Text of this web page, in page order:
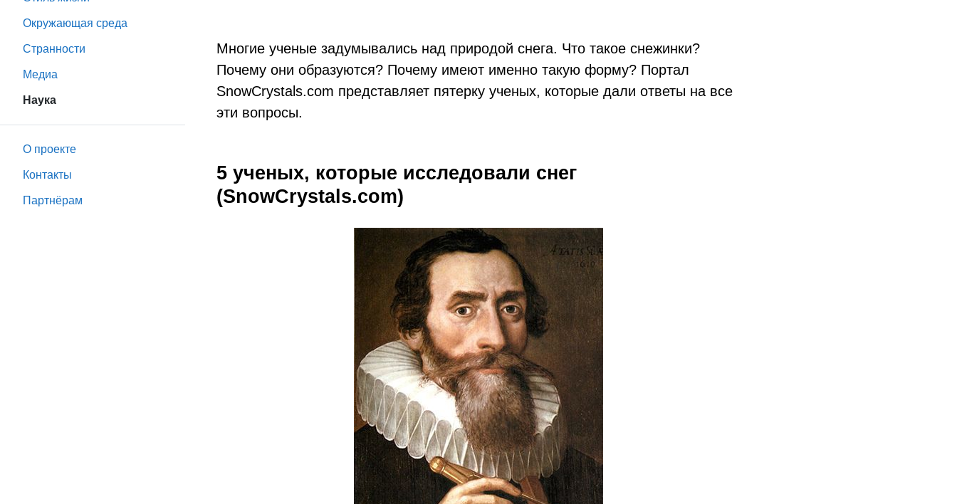
Окружающая среда
Странности
Медиа
Наука
О проекте
Контакты
Партнёрам
Многие ученые задумывались над природой снега. Что такое снежинки?
Почему они образуются? Почему имеют именно такую форму? Портал
SnowCrystals.com представляет пятерку ученых, которые дали ответы на все
эти вопросы.
5 ученых, которые исследовали снег
(SnowCrystals.com)